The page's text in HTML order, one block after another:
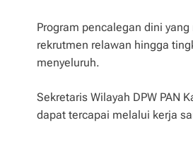
Program pencalegan dini
rekrutmen relawan hingga
menyeluruh.
Sekretaris Wilayah DPW PAN
dapat tercapai melalui kerja